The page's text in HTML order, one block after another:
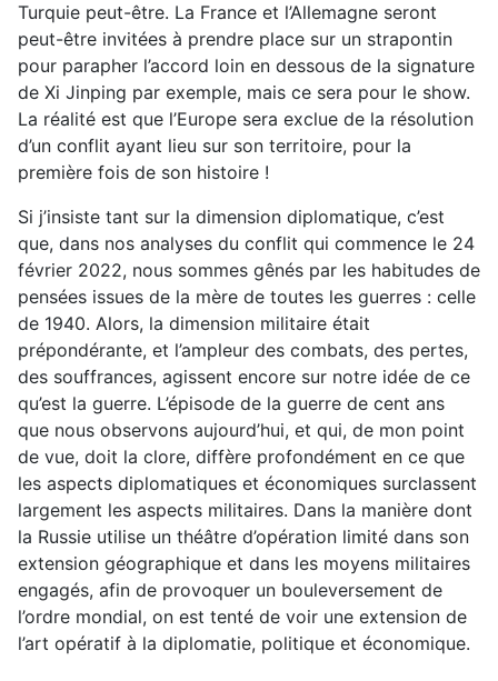
Turquie peut-être. La France et l’Allemagne seront
peut-être invitées à prendre place sur un strapontin
pour parapher l’accord loin en dessous de la signature
de Xi Jinping par exemple, mais ce sera pour le show.
La réalité est que l’Europe sera exclue de la résolution
d’un conflit ayant lieu sur son territoire, pour la
première fois de son histoire !
Si j’insiste tant sur la dimension diplomatique, c’est
que, dans nos analyses du conflit qui commence le 24
février 2022, nous sommes gênés par les habitudes de
pensées issues de la mère de toutes les guerres : celle
de 1940. Alors, la dimension militaire était
prépondérante, et l’ampleur des combats, des pertes,
des souffrances, agissent encore sur notre idée de ce
qu’est la guerre. L’épisode de la guerre de cent ans
que nous observons aujourd’hui, et qui, de mon point
de vue, doit la clore, diffère profondément en ce que
les aspects diplomatiques et économiques surclassent
largement les aspects militaires. Dans la manière dont
la Russie utilise un théâtre d’opération limité dans son
extension géographique et dans les moyens militaires
engagés, afin de provoquer un bouleversement de
l’ordre mondial, on est tenté de voir une extension de
l’art opératif à la diplomatie, politique et économique.